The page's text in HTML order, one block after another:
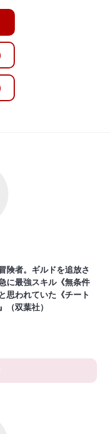
険者。ギルドを追放さ
に最強スキル《無条件
思われていた《チート
（双葉社）